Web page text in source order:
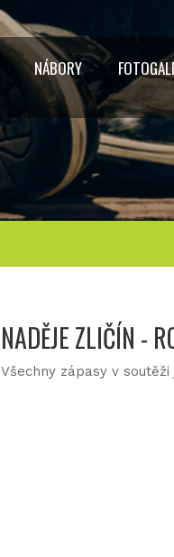
NÁBORY
NADĚJE ZLIČÍN -
Všechny zápasy v soutěži